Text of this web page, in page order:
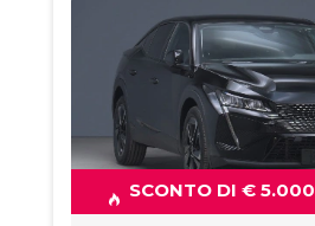
SCONTO DI € 5.000